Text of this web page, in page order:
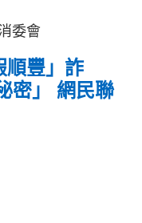
委會
順豐」詐
密」 網民聯